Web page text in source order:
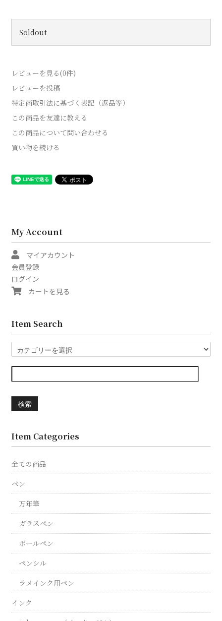
Soldout
レビューを見る(0件)
レビューを投稿
特定商取引法に基づく表記（返品等）
この商品を友達に教える
この商品について問い合わせる
買い物を続ける
My Account
マイアカウント
会員登録
ログイン
カートを見る
Item Search
検索
Item Categories
全ての商品
ペン
万年筆
ガラスペン
ボールペン
ペンシル
ラメインク用ペン
インク